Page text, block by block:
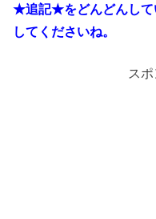
★追記★をどんどんして
してくださいね。
ス